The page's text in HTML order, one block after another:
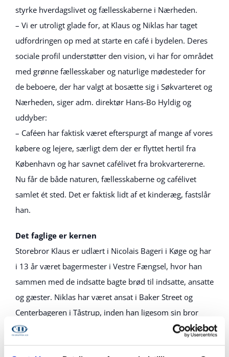
styrke hverdagslivet og fællesskaberne i Nærheden.
– Vi er utroligt glade for, at Klaus og Niklas har taget
udfordringen op med at starte en café i bydelen. Deres
sociale profil understøtter den vision, vi har for området
med grønne fællesskaber og naturlige mødesteder for
de beboere, der har valgt at bosætte sig i Søkvarteret og
Nærheden, siger adm. direktør Hans-Bo Hyldig og
uddyber:
– Caféen har faktisk været efterspurgt af mange af vores
købere og lejere, særligt dem der er flyttet hertil fra
København og har savnet cafélivet fra brokvartererne.
Nu får de både naturen, fællesskaberne og cafélivet
samlet ét sted. Det er faktisk lidt af et kinderæg, fastslår
han.
Det faglige er kernen
Storebror Klaus er udlært i Nicolais Bageri i Køge og har
i 13 år været bagermester i Vestre Fængsel, hvor han
sammen med de indsatte bagte brød til indsatte, ansatte
og gæster. Niklas har været ansat i Baker Street og
Centerbageren i Tåstrup, inden han ligesom sin bror
kom til bageriet i Hedehusene.
– Da vi overtog bageriet i Hovedgaden, havde vi en